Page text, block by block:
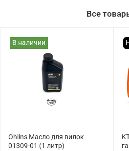
Все
В наличии
Ohlins Масло для вилок
01309-01 (1 литр)